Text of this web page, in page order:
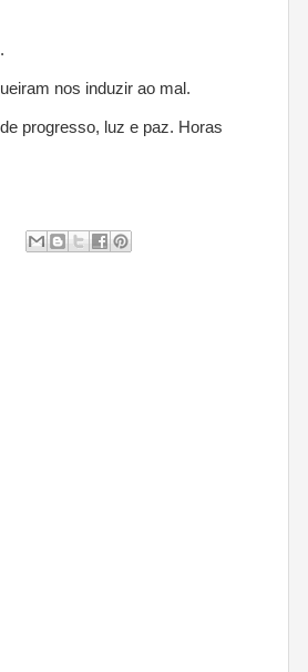
nos induzir ao mal.
progresso, luz e paz. Horas